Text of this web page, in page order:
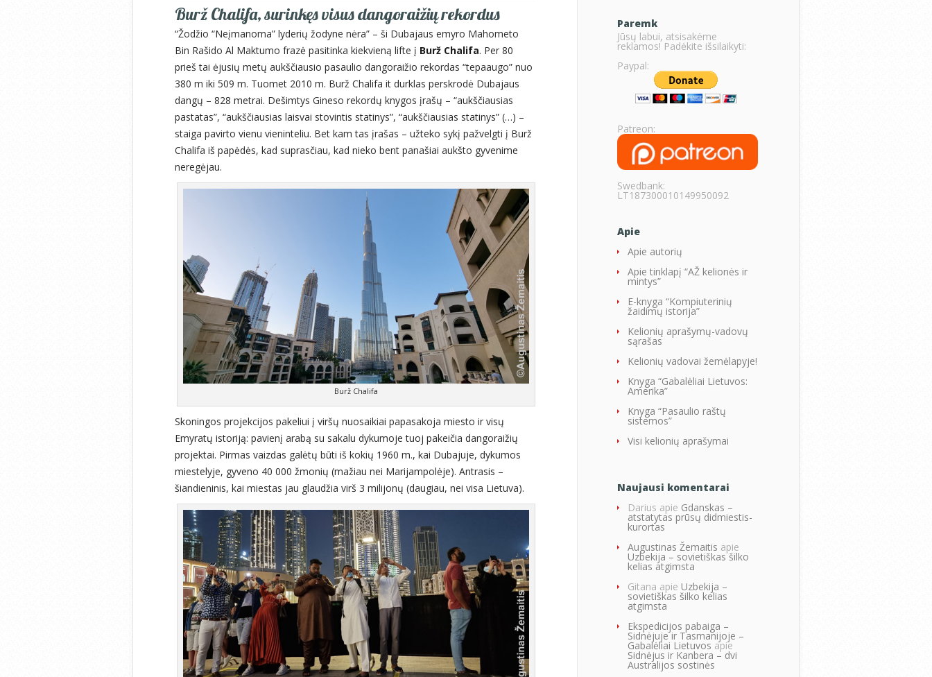
Burž Chalifa, surinkęs visus dangoraižių rekordus
“Žodžio “Neįmanoma” lyderių žodyne nėra” – ši Dubajaus emyro Mahometo
Bin Rašido Al Maktumo frazė pasitinka kiekvieną lifte į Burž Chalifa. Per 80
prieš tai ėjusių metų aukščiausio pasaulio dangoraižio rekordas “tepaaugo” nuo
380 m iki 509 m. Tuomet 2010 m. Burž Chalifa it durklas perskrodė Dubajaus
dangų – 828 metrai. Dešimtys Gineso rekordų knygos įrašų – “aukščiausias
pastatas”, “aukščiausias laisvai stovintis statinys”, “aukščiausias statinys” (…) –
staiga pavirto vienu vieninteliu. Bet kam tas įrašas – užteko sykį pažvelgti į Burž
Chalifa iš papėdės, kad suprasčiau, kad nieko bent panašiai aukšto gyvenime
neregėjau.
Burž Chalifa
Skoningos projekcijos pakeliui į viršų nuosaikiai papasakoja miesto ir visų
Emyratų istoriją: pavienį arabą su sakalu dykumoje tuoj pakeičia dangoraižių
projektai. Pirmas vaizdas galėtų būti iš kokių 1960 m., kai Dubajuje, dykumos
miestelyje, gyveno 40 000 žmonių (mažiau nei Marijampolėje). Antrasis –
šiandieninis, kai miestas jau glaudžia virš 3 milijonų (daugiau, nei visa Lietuva).
Paremk
Jūsų labui, atsisakėme
reklamos! Padėkite išsilaikyti:
Paypal:
Patreon:
Swedbank:
LT187300010149950092
Apie
Apie autorių
Apie tinklapį “AŽ kelionės ir
mintys”
E-knyga “Kompiuterinių
žaidimų istorija”
Kelionių aprašymų-vadovų
sąrašas
Kelionių vadovai žemėlapyje!
Knyga “Gabalėliai Lietuvos:
Amerika”
Knyga “Pasaulio raštų
sistemos”
Visi kelionių aprašymai
Naujausi komentarai
Darius apie Gdanskas –
atstatytas prūsų didmiestis-
kurortas
Augustinas Žemaitis apie
Uzbekija – sovietiškas šilko
kelias atgimsta
Gitana apie Uzbekija –
sovietiškas šilko kelias
atgimsta
Ekspedicijos pabaiga –
Sidnėjuje ir Tasmanijoje –
Gabalėliai Lietuvos apie
Sidnėjus ir Kanbera – dvi
Australijos sostinės